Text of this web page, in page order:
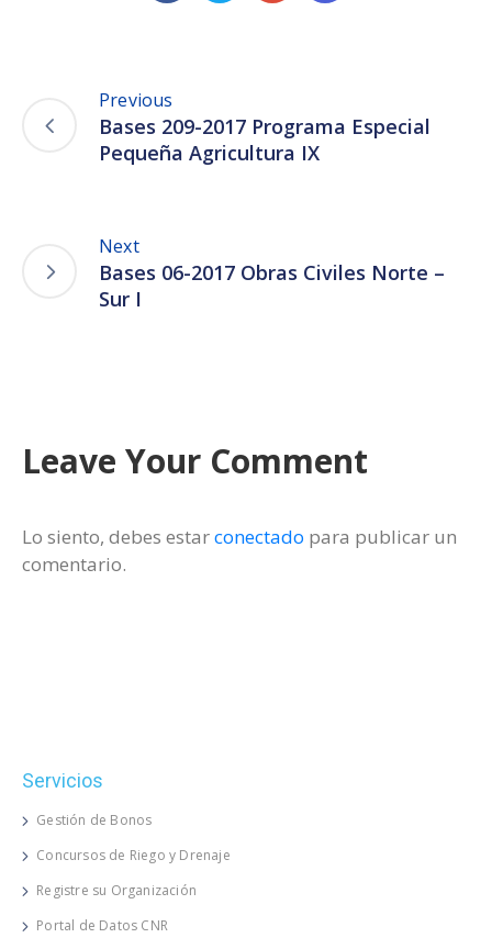
Previous
Bases 209-2017 Programa Especial
Pequeña Agricultura IX
Next
Bases 06-2017 Obras Civiles Norte –
Sur I
Leave Your Comment
Lo siento, debes estarconectado para publicar un
comentario.
Servicios
Gestión de Bonos
Concursos de Riego y Drenaje
Registre su Organización
Portal de Datos CNR